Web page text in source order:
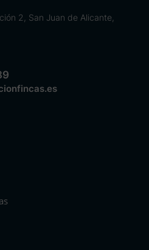
2, San Juan de Alicante,